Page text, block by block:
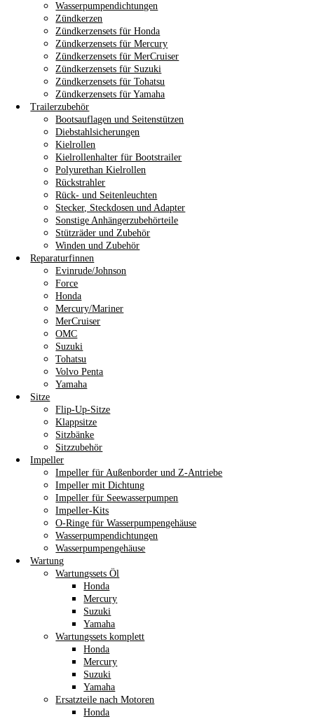
Wasserpumpendichtungen
Zündkerzen
Zündkerzensets für Honda
Zündkerzensets für Mercury
Zündkerzensets für MerCruiser
Zündkerzensets für Suzuki
Zündkerzensets für Tohatsu
Zündkerzensets für Yamaha
Trailerzubehör
Bootsauflagen und Seitenstützen
Diebstahlsicherungen
Kielrollen
Kielrollenhalter für Bootstrailer
Polyurethan Kielrollen
Rückstrahler
Rück- und Seitenleuchten
Stecker, Steckdosen und Adapter
Sonstige Anhängerzubehörteile
Stützräder und Zubehör
Winden und Zubehör
Reparaturfinnen
Evinrude/Johnson
Force
Honda
Mercury/Mariner
MerCruiser
OMC
Suzuki
Tohatsu
Volvo Penta
Yamaha
Sitze
Flip-Up-Sitze
Klappsitze
Sitzbänke
Sitzzubehör
Impeller
Impeller für Außenborder und Z-Antriebe
Impeller mit Dichtung
Impeller für Seewasserpumpen
Impeller-Kits
O-Ringe für Wasserpumpengehäuse
Wasserpumpendichtungen
Wasserpumpengehäuse
Wartung
Wartungssets Öl
Honda
Mercury
Suzuki
Yamaha
Wartungssets komplett
Honda
Mercury
Suzuki
Yamaha
Ersatzteile nach Motoren
Honda